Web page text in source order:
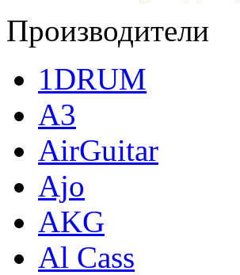
Производители
1DRUM
A3
AirGuitar
Ajo
AKG
Al Cass